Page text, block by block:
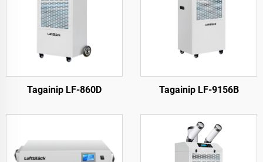
Tagainip LF-860D Tagainip LF-9156B